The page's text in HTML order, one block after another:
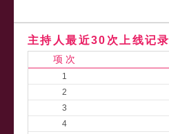
主持人最近30次上线记录
项 次
1
2
3
4